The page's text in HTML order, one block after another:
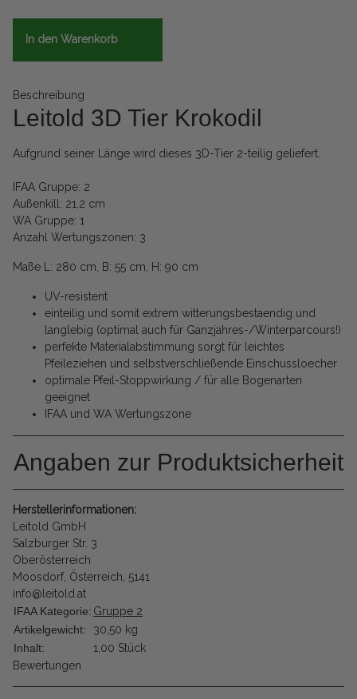
In den Warenkorb
Beschreibung
Leitold 3D Tier Krokodil
Aufgrund seiner Länge wird dieses 3D-Tier 2-teilig geliefert.
IFAA Gruppe: 2
Außenkill: 21,2 cm
WA Gruppe: 1
Anzahl Wertungszonen: 3
Maße L: 280 cm, B: 55 cm, H: 90 cm
UV-resistent
einteilig und somit extrem witterungsbestaendig und
langlebig (optimal auch für Ganzjahres-/Winterparcours!)
perfekte Materialabstimmung sorgt für leichtes
Pfeileziehen und selbstverschließende Einschussloecher
optimale Pfeil-Stoppwirkung / für alle Bogenarten
geeignet
IFAA und WA Wertungszone
Angaben zur Produktsicherheit
Herstellerinformationen:
Leitold GmbH
Salzburger Str. 3
Oberösterreich
Moosdorf, Österreich, 5141
info@leitold.at
IFAA Kategorie: Gruppe 2
Artikelgewicht:
30,50 kg
Inhalt:
1,00 Stück
Bewertungen